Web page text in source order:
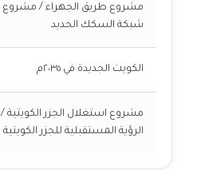
مشروع طريق الجهراء / مشروع
شبكة السكك الحديد
الكويت الجديدة في ٢٠٣٥م
مشروع استغلال الجزر الكويتية /
الرؤية المستقبلية للجزر الكويتية